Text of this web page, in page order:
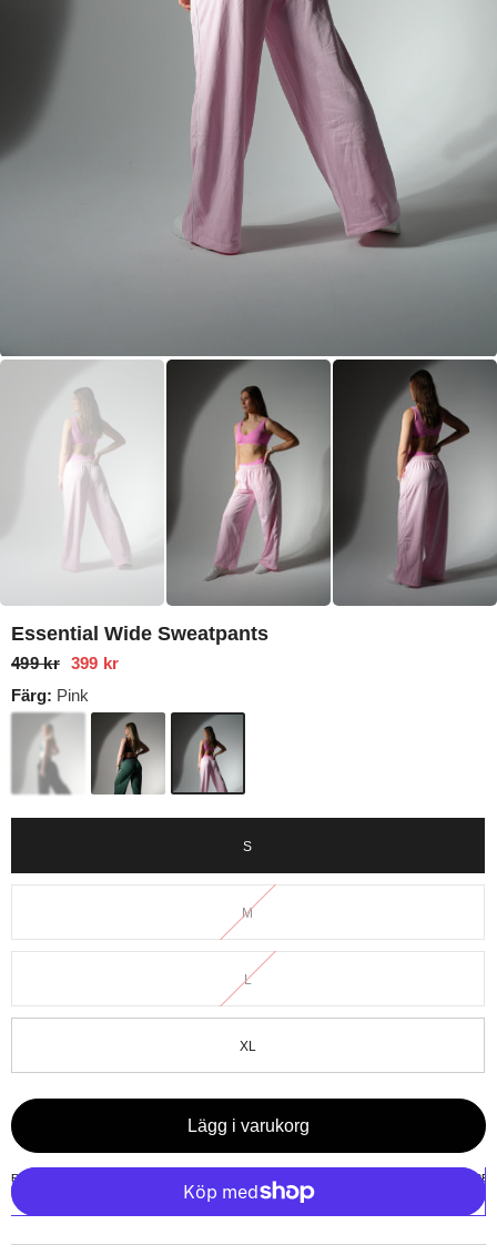
Essential Wide Sweatpants
499 kr 399 kr
Färg: Pink
S
M
L
XL
Lägg i varukorg